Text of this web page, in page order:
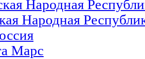
Народная
Народная
Марс